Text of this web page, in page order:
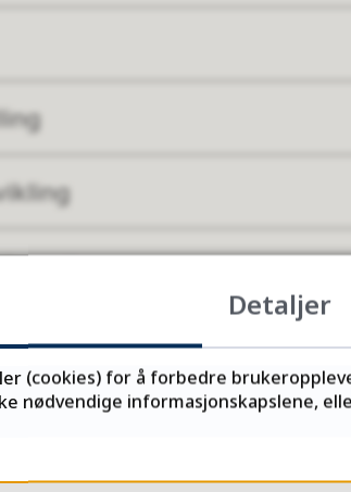
Fant
Detaljer
(cookies) for å forbedre
nødvendige informasjonskapslene,